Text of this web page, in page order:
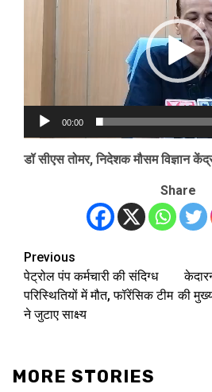
00:00
डॉ सीएस तोमर, निदेशक मौसम विज्ञान
Share
Post
navigation
Previous
पेट्रोल पंप कर्मचारी की संदिग्ध
परिस्थितियों में मौत, फॉरेंसिक टीम
ने जुटाए साक्ष्य
की
MORE STORIES